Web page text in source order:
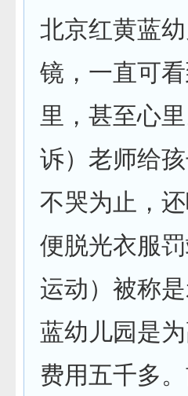
北京红黄蓝
镜，一直可
里，甚至心
诉）老师给
不哭为止，
便脱光衣服
运动）被称
蓝幼儿园是
费用五千多